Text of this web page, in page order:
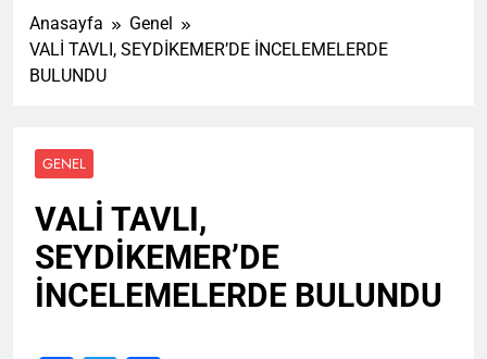
Anasayfa
Genel
VALİ TAVLI, SEYDİKEMER’DE İNCELEMELERDE
BULUNDU
GENEL
VALİ TAVLI,
SEYDİKEMER’DE
İNCELEMELERDE BULUNDU